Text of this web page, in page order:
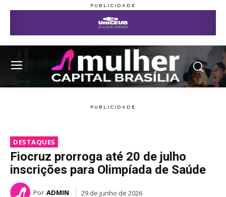
DESTAQUES
Fiocruz prorroga até 20 de julho
inscrições para Olimpíada de Saúde
Por ADMIN 29 de junho de 2026